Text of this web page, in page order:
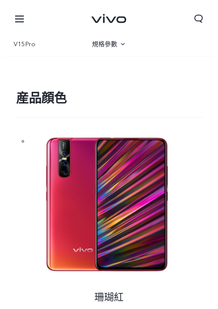
V15Pro 規格參數
産品顔色
珊瑚紅